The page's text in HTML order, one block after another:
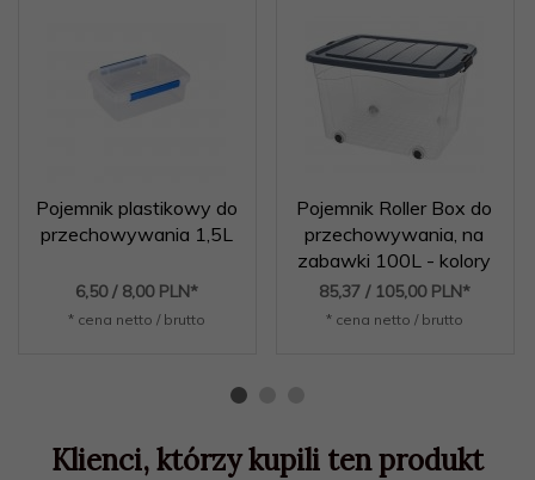
Pojemnik plastikowy do
przechowywania 1,5L
6,50 / 8,00 PLN*
* cena netto / brutto
Pojemnik Roller Box do
przechowywania, na
zabawki 100L - kolory
85,37 / 105,00 PLN*
* cena netto / brutto
Klienci, którzy kupili ten produkt